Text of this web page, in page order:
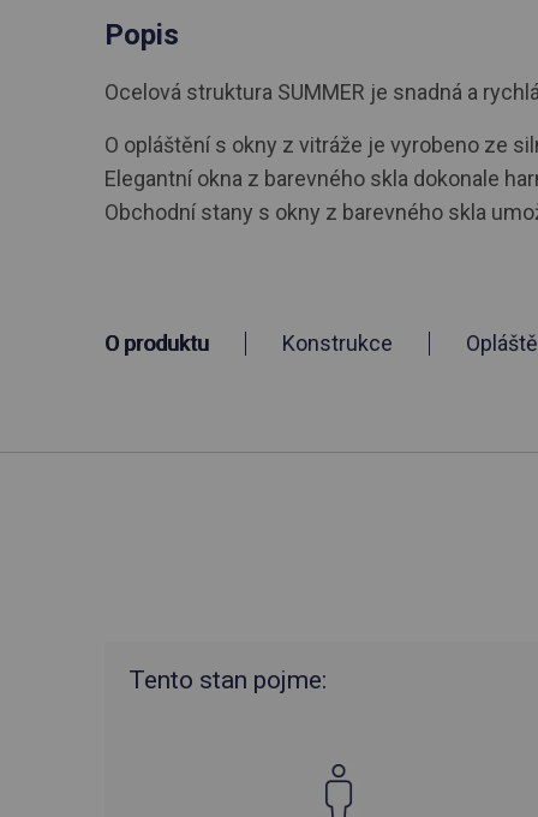
Popis
Ocelová struktura SUMMER je snadná a
O opláštění s okny z vitráže je vyrobeno ze
Elegantní okna z barevného skla dokonale
Obchodní stany s okny z barevného skla
O produktu Konstrukce
Tento stan pojme: